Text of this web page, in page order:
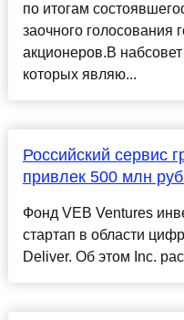
по итогам
заочного голосования
акционеров.В
которых являю...
Российский сервис
привлек 500 млн
Фонд VEB Ventures
стартап в области
Deliver. Об этом Inc.